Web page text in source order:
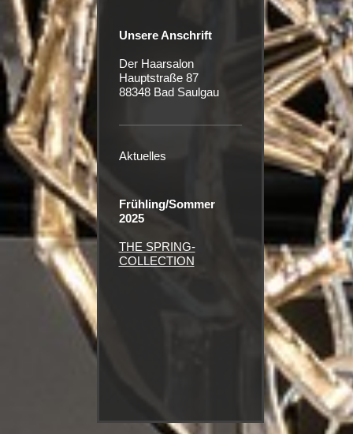
Unsere Anschrift
Der Haarsalon
Hauptstraße 87
88348 Bad Saulgau
Aktuelles
Frühling/Sommer
2025
THE SPRING-
COLLECTION